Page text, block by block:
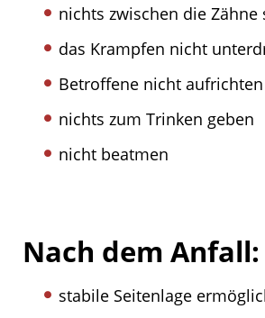
nichts zwischen die Zähne
das Krampfen nicht
Betroffene nicht aufrichten
nichts zum Trinken geben
nicht beatmen
Nach dem Anfall:
stabile Seitenlage